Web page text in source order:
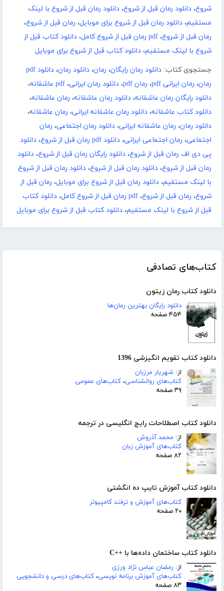
کتاب‌های تصادفی
دانلود کتاب رمان زیتون
دانلود رایگان بهترین رمان‌ها
۴۵۴ صفحه
دانلود کتاب تقویم انگیزشی 1396
از: شهریار مرزبان
کتاب‌های روانشناسی، کتاب‌های عمومی
۳۹ صفحه
دانلود کتاب اصطلاحات رایج انگلیسی در ترجمه
از: محمد آذروش
کتاب‌های آموزش زبان
۸۲ صفحه
دانلود کتاب آموزش تایپ ده انگشتی
کتاب‌های آموزش و ترفند کامپیوتر
۲۰ صفحه
دانلود کتاب ساختمان داده‌ها با ++C
از: رمضان عباس نژاد ورزی
کتاب‌های آموزش برنامه نویسی، کتاب‌های درسی و دانشجویی
۸۳ صفحه
شروع، دانلود رمان قبل از شروع، دانلود رمان قبل از شروع با لینک
مستقیم، دانلود رمان قبل از شروع برای موبایل، رمان قبل از شروع،
رمان قبل از شروع، pdf رمان قبل از شروع کامل ، دانلود کتاب قبل از
شروع با لینک مستقیم، دانلود کتاب قبل از شروع برای موبایل
جستجوی کتاب: دانلود رمان رایگان، رمان، دانلود رمان،
دانلود pdf
رمان، رمان ایرانی pdf ، رمان pdf ، دانلود رمان ایرانی، pdf عاشقانه
،
دانلود رایگان رمان عاشقانه، دانلود رمان عاشقانه، رمان عاشقانه،
دانلود کتاب عاشقانه، دانلود رمان عاشقانه ایرانی، رمان عاشقانه،
دانلود رمان، رمان عاشقانه ایرانی، دانلود رمان اجتماعی، رمان
اجتماعی، رمان اجتماعی ایرانی، دانلود pdf رمان قبل از شروع ، دانلود
پی دی اف رمان قبل از شروع، دانلود رایگان رمان قبل از شروع، دانلود
رمان قبل از شروع، دانلود رمان قبل از شروع، دانلود رمان قبل از شروع
با لینک مستقیم، دانلود رمان قبل از شروع برای موبایل، رمان قبل از
شروع، رمان قبل از شروع، pdf رمان قبل از شروع کامل ، دانلود کتاب
قبل از شروع با لینک مستقیم، دانلود کتاب قبل از شروع برای موبایل